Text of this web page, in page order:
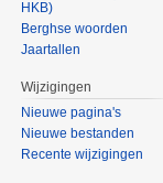
HKB)
Berghse woorden
Jaartallen
Wijzigingen
Nieuwe pagina's
Nieuwe bestanden
Recente wijzigingen